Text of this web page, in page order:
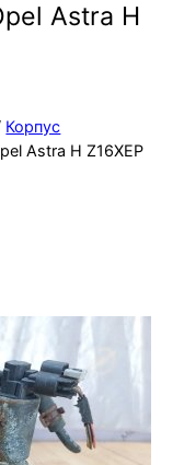
Astra H
Корпус
Astra H Z16XEP